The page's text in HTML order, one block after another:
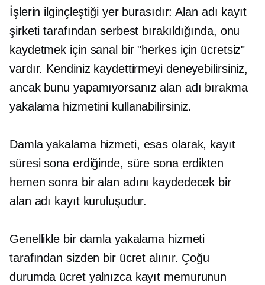
İşlerin ilginçleştiği yer burasıdır: Alan adı kayıt
şirketi tarafından serbest bırakıldığında, onu
kaydetmek için sanal bir "herkes için ücretsiz"
vardır. Kendiniz kaydettirmeyi deneyebilirsiniz,
ancak bunu yapamıyorsanız alan adı bırakma
yakalama hizmetini kullanabilirsiniz.
Damla yakalama hizmeti, esas olarak, kayıt
süresi sona erdiğinde, süre sona erdikten
hemen sonra bir alan adını kaydedecek bir
alan adı kayıt kuruluşudur.
Genellikle bir damla yakalama hizmeti
tarafından sizden bir ücret alınır. Çoğu
durumda ücret yalnızca kayıt memurunun